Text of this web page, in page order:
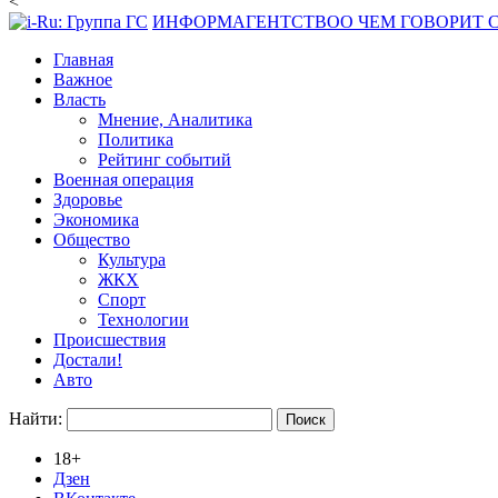
ИНФОРМАГЕНТСТВОО ЧЕМ ГОВОРИТ
Главная
Важное
Власть
Мнение, Аналитика
Политика
Рейтинг событий
Военная операция
Здоровье
Экономика
Общество
Культура
ЖКХ
Спорт
Технологии
Происшествия
Достали!
Авто
Найти:
18+
Дзен